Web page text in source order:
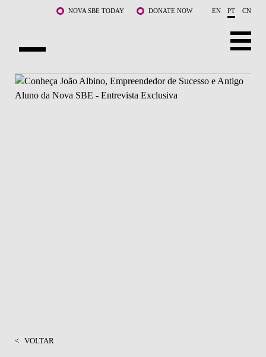
Saltar para o conteúdo principalNOVA SBE TODAY DONATE NOW EN PT CN
SOBRE NÓS
< VOLTAR